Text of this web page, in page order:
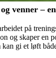
venner –
på
og skaper en
gi et løft